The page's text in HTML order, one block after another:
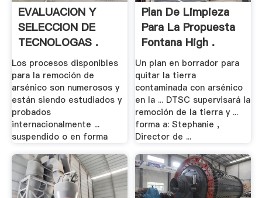
EVALUACION Y
SELECCION DE
TECNOLOGAS .
Los procesos disponibles
para la remoción de
arsénico son numerosos y
están siendo estudiados y
probados
internacionalmente ...
suspendido o en forma
Plan De Limpieza
Para La Propuesta
Fontana High .
Un plan en borrador para
quitar la tierra
contaminada con arsénico
en la ... DTSC supervisará la
remoción de la tierra y ...
forma a: Stephanie ,
Director de ...